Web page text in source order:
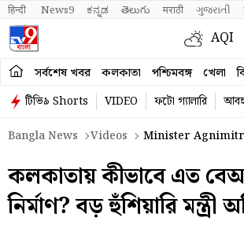
हिन्दी News9 ಕನ್ನಡ తెలుగు मराठी ગુજરાતી
AQI
সর্বশেষ খবর কলকাতা পশ্চিমবঙ্গ খেলা
টিভি৯ Shorts VIDEO ফটো গ্যালারি
Bangla News
Videos Minister
কলকাতায় কীভাবে এত
নির্মাণ? বড় হুঁশিয়ারি মন্ত্রী